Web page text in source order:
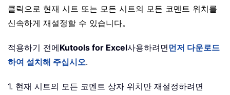
클릭으로 현재 시트 또는 모든 시트의 모든 코멘트 위치를
신속하게 재설정할 수 있습니다。
적용하기 전에Kutools for Excel사용하려면 먼저 다운로드
하여 설치해 주십시오.
1. 현재 시트의 모든 코멘트 상자 위치만 재설정하려면